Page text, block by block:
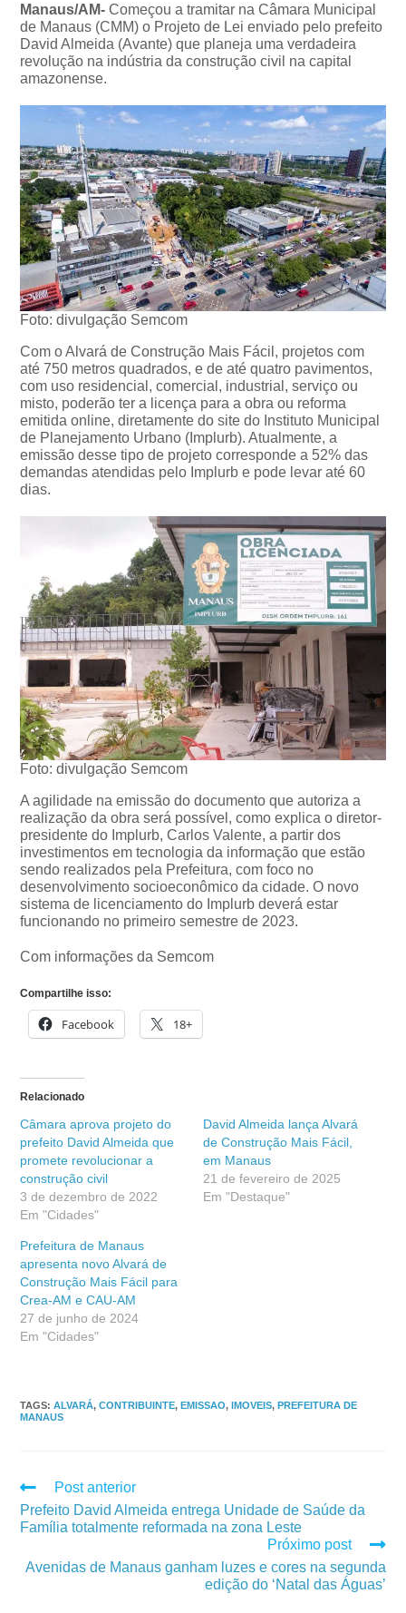
Manaus/AM-Começou a tramitar na Câmara Municipal
de Manaus (CMM) o Projeto de Lei enviado pelo prefeito
David Almeida (Avante) que planeja uma verdadeira
revolução na indústria da construção civil na capital
amazonense.
Foto: divulgação Semcom
Com o Alvará de Construção Mais Fácil, projetos com
até 750 metros quadrados, e de até quatro pavimentos,
com uso residencial, comercial, industrial, serviço ou
misto, poderão ter a licença para a obra ou reforma
emitida online, diretamente do site do Instituto Municipal
de Planejamento Urbano (Implurb). Atualmente, a
emissão desse tipo de projeto corresponde a 52% das
demandas atendidas pelo Implurb e pode levar até 60
dias.
Foto: divulgação Semcom
A agilidade na emissão do documento que autoriza a
realização da obra será possível, como explica o diretor-
presidente do Implurb, Carlos Valente, a partir dos
investimentos em tecnologia da informação que estão
sendo realizados pela Prefeitura, com foco no
desenvolvimento socioeconômico da cidade. O novo
sistema de licenciamento do Implurb deverá estar
funcionando no primeiro semestre de 2023.
Com informações da Semcom
Compartilhe isso:
Facebook 18+
Relacionado
Câmara aprova projeto do
prefeito David Almeida que
promete revolucionar a
construção civil
3 de dezembro de 2022
Em "Cidades"
David Almeida lança Alvará
de Construção Mais Fácil,
em Manaus
21 de fevereiro de 2025
Em "Destaque"
Prefeitura de Manaus
apresenta novo Alvará de
Construção Mais Fácil para
Crea-AM e CAU-AM
27 de junho de 2024
Em "Cidades"
TAGS:ALVARÁ, CONTRIBUINTE, EMISSAO, IMOVEIS, PREFEITURA DE
MANAUS
Post anterior
Prefeito David Almeida entrega Unidade de Saúde da
Família totalmente reformada na zona Leste
Próximo post
Avenidas de Manaus ganham luzes e cores na segunda
edição do ‘Natal das Águas’